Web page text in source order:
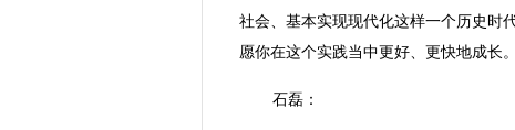
社会、基本实现现代化这样一个历史时
愿你在这个实践当中更好、更快地成长。
石磊：